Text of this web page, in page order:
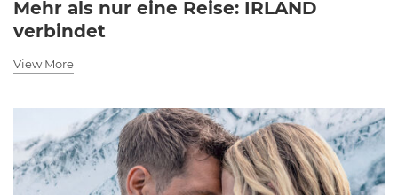
Mehr als nur eine Reise: IRLAND
verbindet
View More